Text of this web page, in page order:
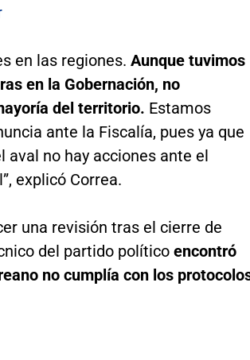
en las regiones. Aunque tuvimos
en la Gobernación, no
del territorio. Estamos
ante la Fiscalía, pues ya que
aval no hay acciones ante el
explicó Correa.
una revisión tras el cierre de
del partido político encontró
no cumplía con los